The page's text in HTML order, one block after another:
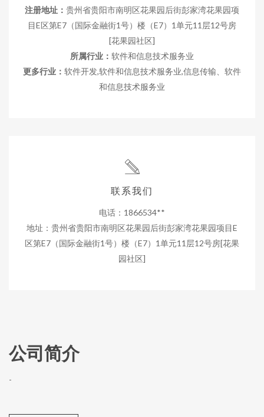
注册地址： 贵州省贵阳市南明区花果园后街彭家湾花果园项
目E区第E7（国际金融街1号）楼（E7）1单元11层12号房
[花果园社区]
所属行业： 软件和信息技术服务业
更多行业： 软件开发,软件和信息技术服务业,信息传输、软件
和信息技术服务业
联系我们
电话：1866534**
地址：贵州省贵阳市南明区花果园后街彭家湾花果园项目E
区第E7（国际金融街1号）楼（E7）1单元11层12号房[花果
园社区]
公司简介
-